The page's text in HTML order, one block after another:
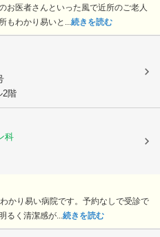
お医者さんといった風で近所のご老人
もわかり易いと...続きを読む
2階
科
かり易い病院です。予約なしで受診で
るく清潔感が...続きを読む